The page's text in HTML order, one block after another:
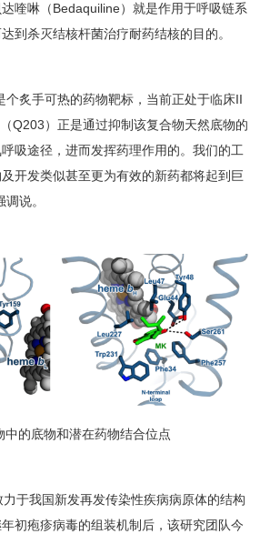
喹啉（Bedaquiline）就是作用于呼吸链系
到杀灭结核杆菌治疗耐药结核的目的。
炙手可热的药物靶标，当前正处于临床II
Q203）正是通过抑制该复合物天然底物的
吸途径，进而发挥药理作用的。我们的工
开发类似甚至更为有效的新药都将起到巨
说。
中的底物和潜在药物结合位点
于我国新发再发传染性疾病病原体的结构
初疱疹病毒的组装机制后，该研究团队今